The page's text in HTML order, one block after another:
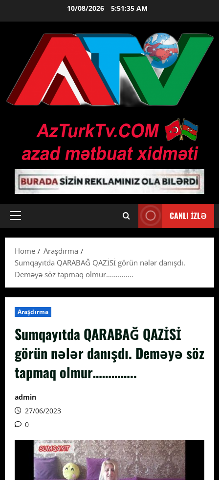
10/08/2026 5:51:36 AM
Primary
CANLI İZLƏ
Home
Araşdırma
Sumqayıtda QARABAĞ QAZİSİ görün nələr danışdı.
Deməyə söz tapmaq olmur…………..
Araşdırma
Sumqayıtda QARABAĞ QAZİSİ
görün nələr danışdı. Deməyə söz
tapmaq olmur…………..
admin
27/06/2023
0